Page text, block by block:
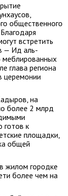
общественного
встретить
— Ид аль-
глава региона
церемонии
на
более 2 млрд
готов к
площадки,
общей
жилом городке
более чем на